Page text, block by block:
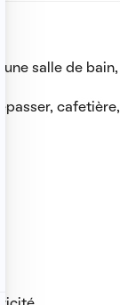
salle de bain,
cafetière,